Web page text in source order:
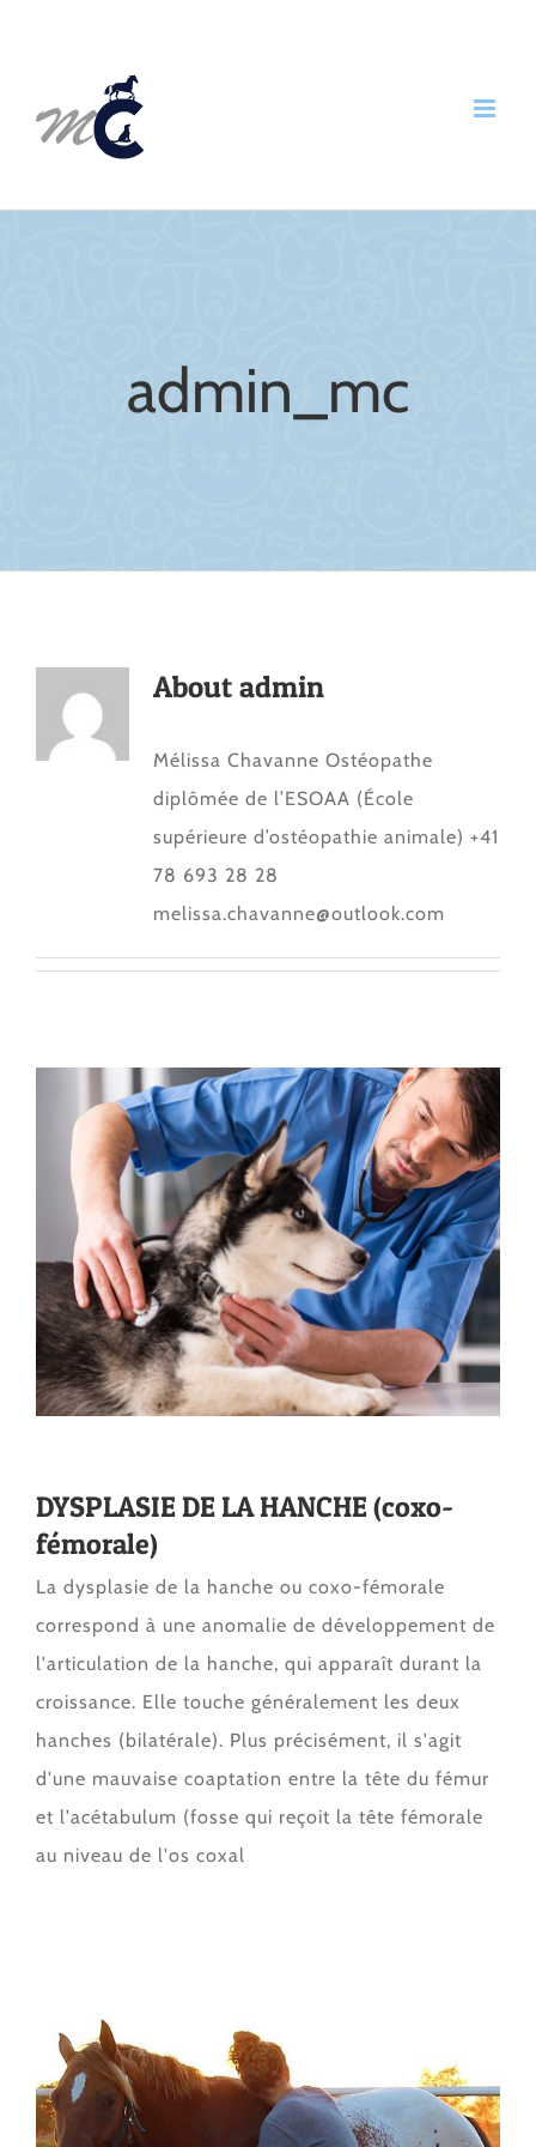
admin_mc
About admin
Mélissa Chavanne Ostéopathe
diplômée de l’ESOAA (École
supérieure d’ostéopathie animale) +41
78 693 28 28
melissa.chavanne@outlook.com
DYSPLASIE DE LA HANCHE (coxo-
fémorale)
La dysplasie de la hanche ou coxo-fémorale
correspond à une anomalie de développement de
l'articulation de la hanche, qui apparaît durant la
croissance. Elle touche généralement les deux
hanches (bilatérale). Plus précisément, il s'agit
d'une mauvaise coaptation entre la tête du fémur
et l'acétabulum (fosse qui reçoit la tête fémorale
au niveau de l'os coxal